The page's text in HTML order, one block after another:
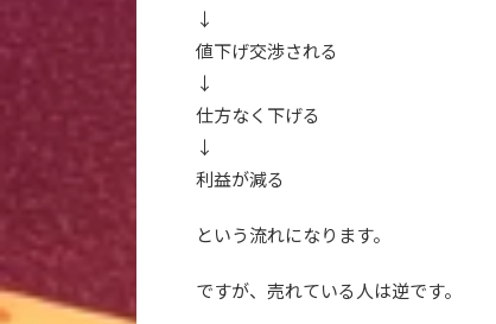
↓
値下げ交渉される
↓
仕方なく下げる
↓
利益が減る
という流れになります。
ですが、売れている人は逆です。